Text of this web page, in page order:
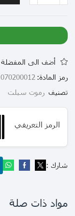
أضف الى المفضلة
رمز المادة: 070200012
تصنيف رموت سبلت
الرمز التعريفي
شارك :
مواد ذات صلة